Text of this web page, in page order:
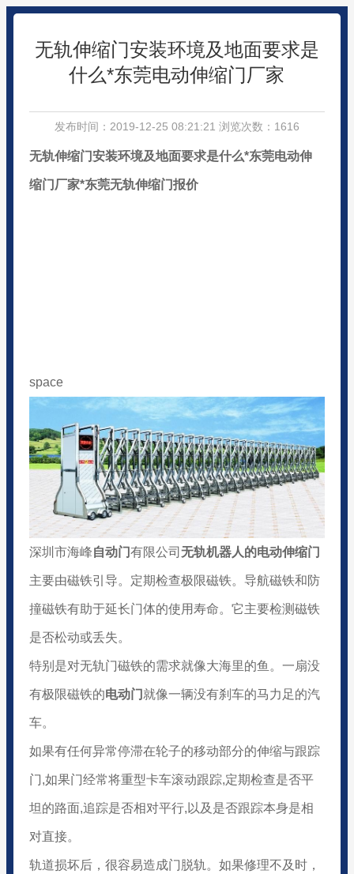
无轨伸缩门安装环境及地面要求是
什么*东莞电动伸缩门厂家
发布时间：2019-12-25 08:21:21 浏览次数：1616
无轨伸缩门安装环境及地面要求是什么*东莞电动伸
缩门厂家*东莞无轨伸缩门报价
space
深圳市海峰自动门有限公司无轨机器人的电动伸缩门
主要由磁铁引导。定期检查极限磁铁。导航磁铁和防
撞磁铁有助于延长门体的使用寿命。它主要检测磁铁
是否松动或丢失。
特别是对无轨门磁铁的需求就像大海里的鱼。一扇没
有极限磁铁的电动门 就像一辆没有刹车的马力足的汽
车。
如果有任何异常停滞在轮子的移动部分的伸缩与跟踪
门,如果门经常将重型卡车滚动跟踪,定期检查是否平
坦的路面,追踪是否相对平行,以及是否跟踪本身是相
对直接。
轨道损坏后，很容易造成门脱轨。如果修理不及时，